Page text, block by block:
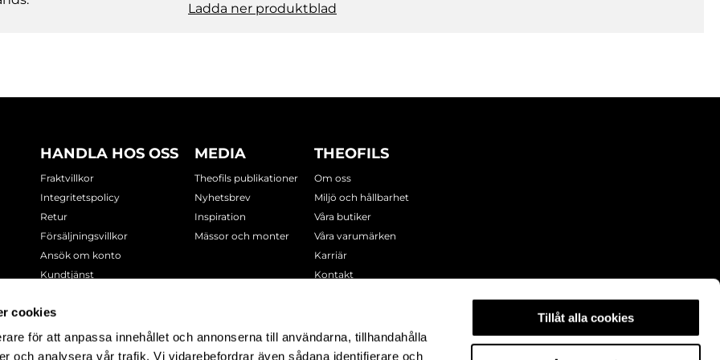
cookies
för att anpassa innehållet och annonserna till användarna, tillhandahålla
och analysera vår trafik. Vi vidarebefordrar även sådana identifierare och
Tillåt alla cookies
Ladda ner produktblad
HANDLA HOS OSS
Fraktvillkor
Integritetspolicy
Retur
Försäljningsvillkor
Ansök om konto
Kundtjänst
MEDIA
Theofils publikationer
Nyhetsbrev
Inspiration
Mässor och monter
THEOFILS
Om oss
Miljö och hållbarhet
Våra butiker
Våra varumärken
Karriär
Kontakt